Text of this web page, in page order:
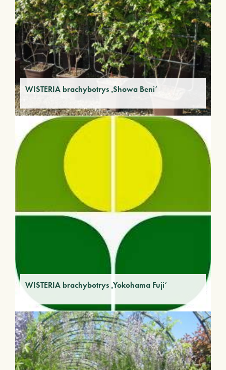
WISTERIA brachybotrys ‚Showa Beni‘
WISTERIA brachybotrys ‚Yokohama Fuji‘